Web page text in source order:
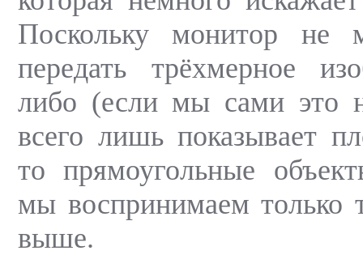
Поскольку монитор не
передать трёхмерное
либо (если мы сами это
всего лишь показывает
то прямоугольные
мы воспринимаем только
выше.